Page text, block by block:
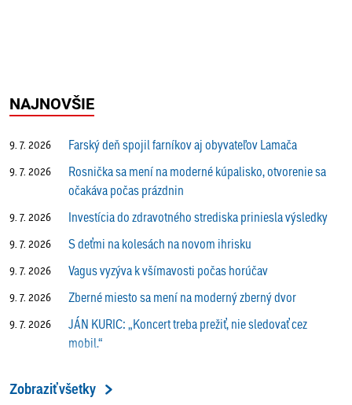
NAJNOVŠIE
9. 7. 2026 Farský deň spojil farníkov aj obyvateľov Lamača
9. 7. 2026
Rosnička sa mení na moderné kúpalisko, otvorenie sa
očakáva počas prázdnin
9. 7. 2026 Investícia do zdravotného strediska priniesla výsledky
9. 7. 2026 S deťmi na kolesách na novom ihrisku
9. 7. 2026 Vagus vyzýva k všímavosti počas horúčav
9. 7. 2026 Zberné miesto sa mení na moderný zberný dvor
9. 7. 2026
JÁN KURIC: „Koncert treba prežiť, nie sledovať cez
mobil.“
9. 7. 2026
ALENA PETÁKOVÁ: „Splnila som si všetko, čo som si
Zobraziť všetky